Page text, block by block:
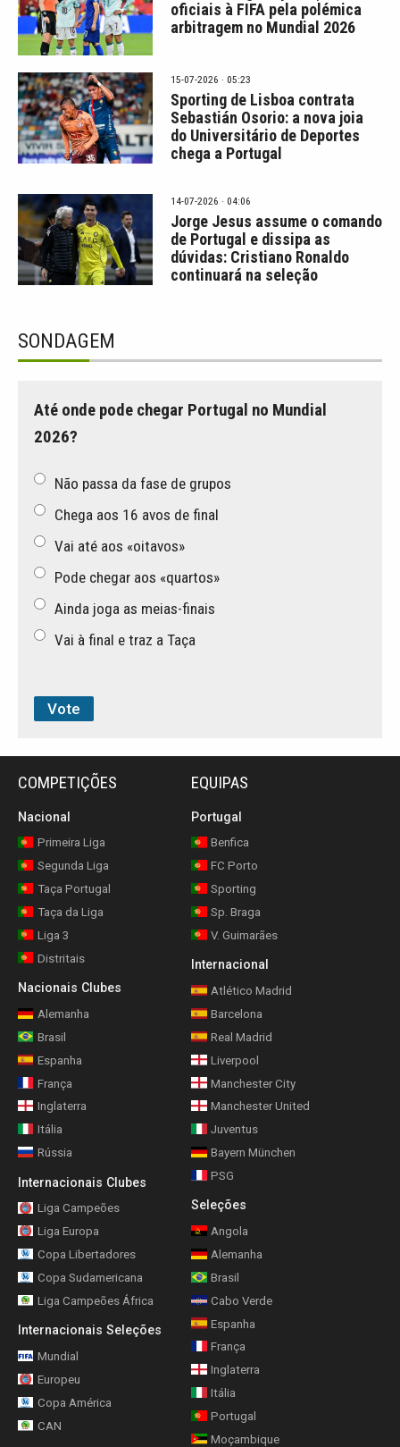
oficiais à FIFA pela polémica
arbitragem no Mundial 2026
15-07-2026 · 05:23
Sporting de Lisboa contrata
Sebastián Osorio: a nova joia
do Universitário de Deportes
chega a Portugal
14-07-2026 · 04:06
Jorge Jesus assume o comando
de Portugal e dissipa as
dúvidas: Cristiano Ronaldo
continuará na seleção
SONDAGEM
Até onde pode chegar Portugal no Mundial
2026?
Não passa da fase de grupos
Chega aos 16 avos de final
Vai até aos «oitavos»
Pode chegar aos «quartos»
Ainda joga as meias-finais
Vai à final e traz a Taça
COMPETIÇÕES
Nacional
Primeira Liga
Segunda Liga
Taça Portugal
Taça da Liga
Liga 3
Distritais
Nacionais Clubes
Alemanha
Brasil
Espanha
França
Inglaterra
Itália
Rússia
Internacionais Clubes
Liga Campeões
Liga Europa
Copa Libertadores
Copa Sudamericana
Liga Campeões África
Internacionais Seleções
Mundial
Europeu
Copa América
CAN
EQUIPAS
Portugal
Benfica
FC Porto
Sporting
Sp. Braga
V. Guimarães
Internacional
Atlético Madrid
Barcelona
Real Madrid
Liverpool
Manchester City
Manchester United
Juventus
Bayern München
PSG
Seleções
Angola
Alemanha
Brasil
Cabo Verde
Espanha
França
Inglaterra
Itália
Portugal
Moçambique